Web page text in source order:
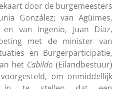
door de burgemeesters
González; van Agüimes,
van Ingenio, Juan Díaz,
met de minister van
en Burgerparticipatie,
het Cabildo(Eilandbestuur)
om onmiddellijk